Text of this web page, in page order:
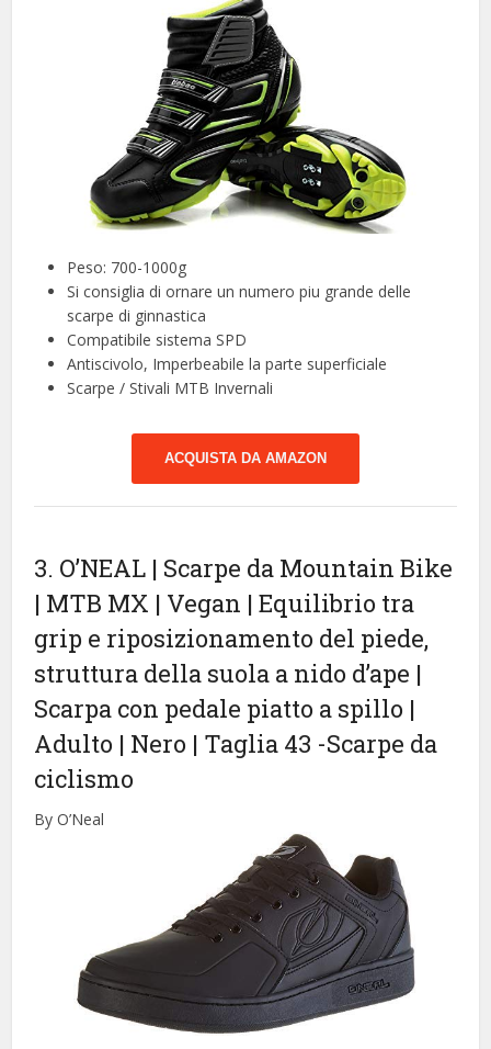
Peso: 700-1000g
Si consiglia di ornare un numero piu grande delle
scarpe di ginnastica
Compatibile sistema SPD
Antiscivolo, Imperbeabile la parte superficiale
Scarpe / Stivali MTB Invernali
ACQUISTA DA AMAZON
3. O’NEAL | Scarpe da Mountain Bike
| MTB MX | Vegan | Equilibrio tra
grip e riposizionamento del piede,
struttura della suola a nido d’ape |
Scarpa con pedale piatto a spillo |
Adulto | Nero | Taglia 43 -Scarpe da
ciclismo
By O’Neal